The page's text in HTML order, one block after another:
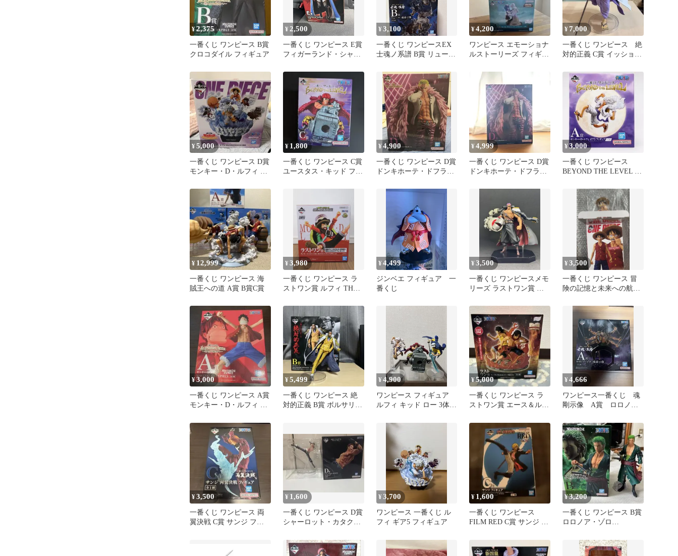
¥2,375
一番くじ ワンピース B賞
クロコダイル フィギュア
¥ 2,500
一番くじ ワンピース E賞
フィガーランド・シャム
¥3,100
一番くじ ワンピースEX
士魂ノ系譜 B賞 リューマ
¥4,200
ワンピース エモーショナ
ルストーリーズ フィギュ
¥ 7,000
一番くじ ワンピース 絶
対的正義 C賞 イッショウ
¥5,000
一番くじ ワンピース D賞
モンキー・D・ルフィ ギ
¥ 1,800
一番くじ ワンピース C賞
ユースタス・キッド フィ
¥4,900
一番くじ ワンピース D賞
ドンキホーテ・ドフラミ
¥4,999
一番くじ ワンピース D賞
ドンキホーテ・ドフラミ
¥3,000
一番くじ ワンピース
BEYOND THE LEVEL A
¥ 12,999
一番くじ ワンピース 海
賊王への道 A賞 B賞C賞
¥3,980
一番くじ ワンピース ラ
ストワン賞 ルフィ THE
¥4,499
ジンベエ フィギュア 一
番くじ
¥3,500
一番くじ ワンピースメモ
リーズ ラストワン賞 ゼ
¥3,500
一番くじ ワンピース 冒
険の記憶と未来への航路
¥3,000
一番くじ ワンピース A賞
モンキー・D・ルフィ フ
¥5,499
一番くじ ワンピース 絶
対的正義 B賞 ボルサリー
¥4,900
ワンピース フィギュア
ルフィ キッド ロー 3体セ
¥5,000
一番くじ ワンピース ラ
ストワン賞 エース＆ルフ
¥4,666
ワンピース一番くじ 魂
剛示像 A賞 ロロノア
¥3,500
一番くじ ワンピース 両
翼決戦 C賞 サンジ フィ
¥ 1,600
一番くじ ワンピース D賞
シャーロット・カタクリ
¥3,700
ワンピース 一番くじ ル
フィ ギア5 フィギュア
¥ 1,600
一番くじ ワンピース
FILM RED C賞 サンジ フ
¥3,200
一番くじ ワンピース B賞
ロロノア・ゾロ